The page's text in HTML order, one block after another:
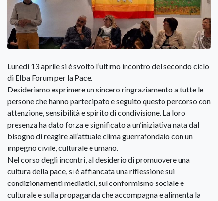
Lunedì 13 aprile si è svolto l’ultimo incontro del secondo ciclo
di Elba Forum per la Pace.
Desideriamo esprimere un sincero ringraziamento a tutte le
persone che hanno partecipato e seguito questo percorso con
attenzione, sensibilità e spirito di condivisione. La loro
presenza ha dato forza e significato a un’iniziativa nata dal
bisogno di reagire all’attuale clima guerrafondaio con un
impegno civile, culturale e umano.
Nel corso degli incontri, al desiderio di promuovere una
cultura della pace, si è affiancata una riflessione sui
condizionamenti mediatici, sul conformismo sociale e
culturale e sulla propaganda che accompagna e alimenta la